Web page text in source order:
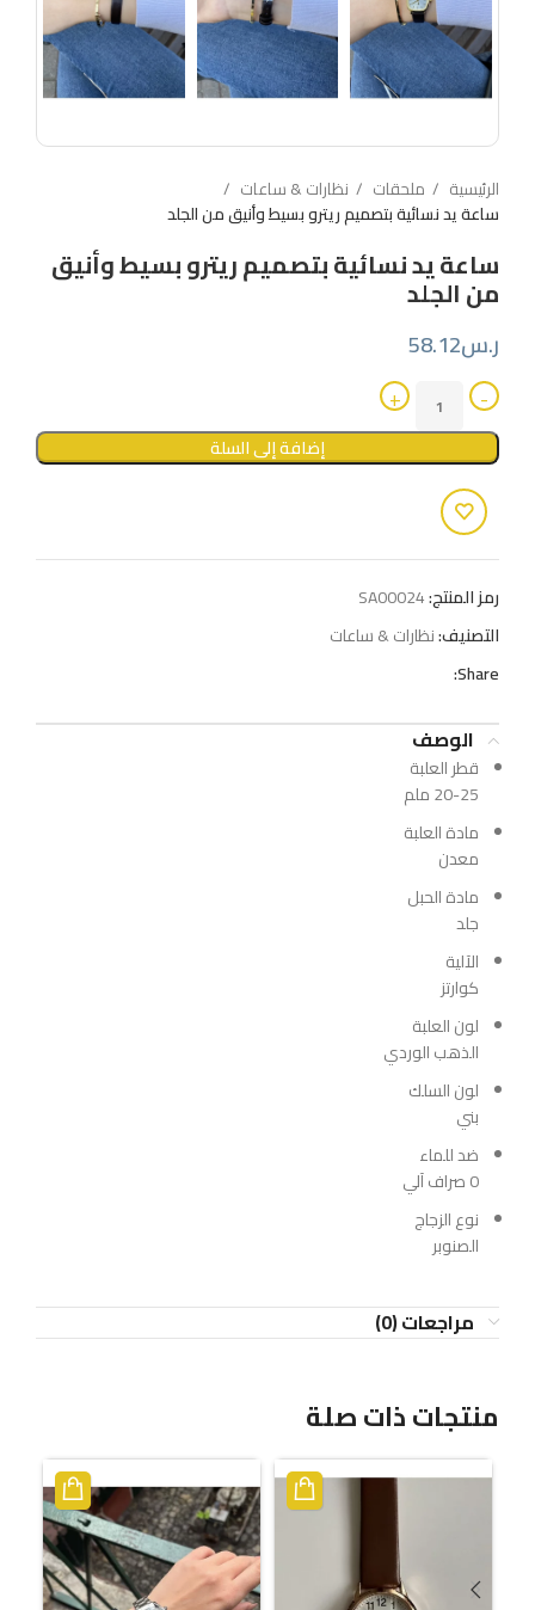
الرئيسية ملحقات
نظارات & ساعات
ساعة يد نسائية بتصميم ريترو بسيط وأنيق من الجلد
ساعة يد نسائية بتصميم ريترو بسيط وأنيق
من الجلد
ر.س58.12
إضافة إلى السلة
رمز المنتج:SA00024
التصنيف:نظارات & ساعات
Share:
الوصف
قطر العلبة
20-25 ملم
مادة العلبة
معدن
مادة الحبل
جلد
الآلية
كوارتز
لون العلبة
الذهب الوردي
لون السلك
بني
ضد للماء
0 صراف آلي
نوع الزجاج
الصنوبر
مراجعات (0)
منتجات ذات صلة